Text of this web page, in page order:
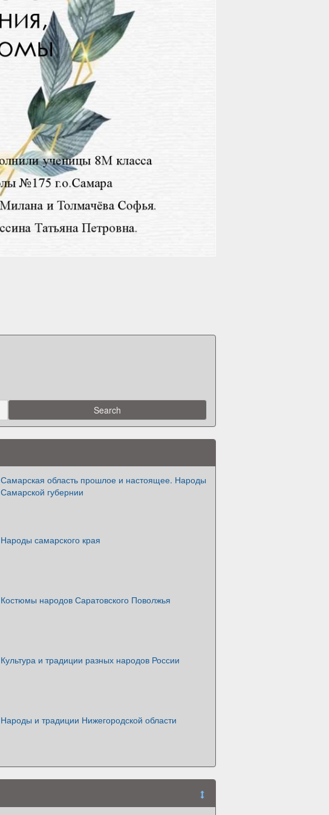
Самарская область прошлое и настоящее. Народы
Самарской губернии
Народы самарского края
Костюмы народов Саратовского Поволжья
Культура и традиции разных народов России
Народы и традиции Нижегородской области